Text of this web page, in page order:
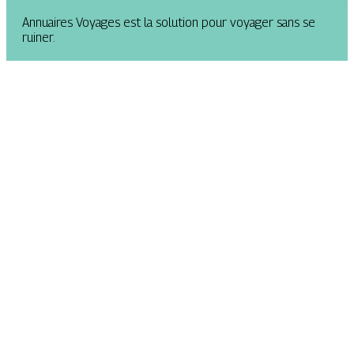
Annuaires Voyages est la solution pour voyager sans se
ruiner.